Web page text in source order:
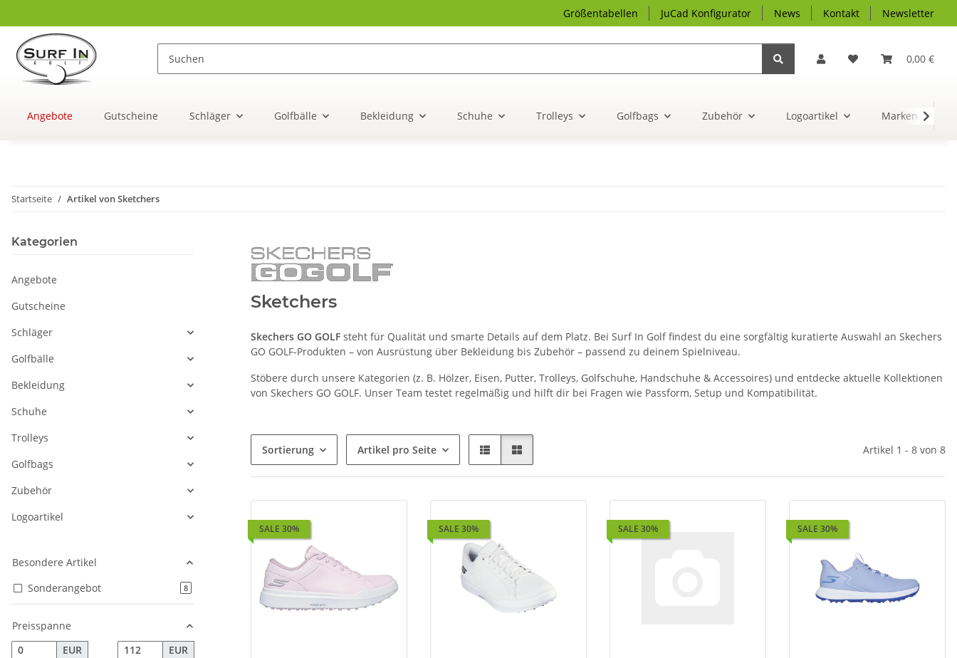
Größentabellen JuCad Konfigurator News Kontakt Newsletter
0,00 €
Angebote Gutscheine Schläger Golfbälle Bekleidung Schuhe Trolleys Golfbags Zubehör Logoartikel Marken
Startseite Artikel von Sketchers
Sketchers
Skechers GO GOLF steht für Qualität und smarte Details auf dem Platz. Bei Surf In Golf findest du eine sorgfältig kuratierte Auswahl an Skechers
GO GOLF-Produkten – von Ausrüstung über Bekleidung bis Zubehör – passend zu deinem Spielniveau.
Stöbere durch unsere Kategorien (z. B. Hölzer, Eisen, Putter, Trolleys, Golfschuhe, Handschuhe & Accessoires) und entdecke aktuelle Kollektionen
von Skechers GO GOLF. Unser Team testet regelmäßig und hilft dir bei Fragen wie Passform, Setup und Kompatibilität.
Sortierung Artikel pro Seite Artikel 1 - 8 von 8
SALE 30% SALE 30% SALE 30% SALE 30%
Kategorien
Angebote
Gutscheine
Schläger
Golfbälle
Bekleidung
Schuhe
Trolleys
Golfbags
Zubehör
Logoartikel
Besondere Artikel
Sonderangebot
8Artikel gefunden
Preisspanne
EUR
EUR